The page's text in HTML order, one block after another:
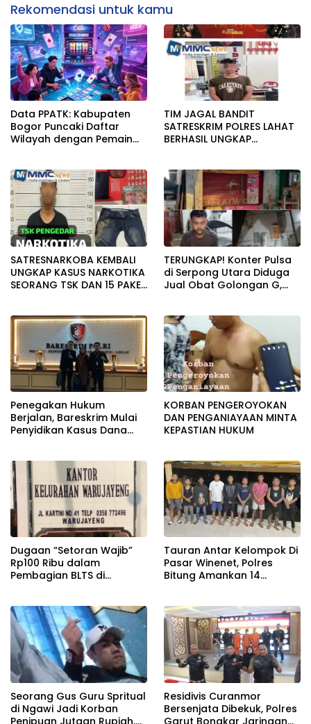
Rekomendasi untuk kamu
Data PPATK: Kabupaten
Bogor Puncaki Daftar
Wilayah dengan Pemain
TIM JAGAL BANDIT
SATRESKRIM POLRES LAHAT
BERHASIL UNGKAP
SATRESNARKOBA KEMBALI
UNGKAP KASUS NARKOTIKA
SEORANG TSK DAN 15 PAKET
TERUNGKAP! Konter Pulsa
di Serpong Utara Diduga
Jual Obat Golongan G,
Penegakan Hukum
Berjalan, Bareskrim Mulai
Penyidikan Kasus Dana
KORBAN PENGEROYOKAN
DAN PENGANIAYAAN MINTA
KEPASTIAN HUKUM
Dugaan “Setoran Wajib”
Rp100 Ribu dalam
Pembagian BLTS di
Motif Pemotongan Masih
Misterius
Tauran Antar Kelompok Di
Pasar Winenet, Polres
Bitung Amankan 14
Seorang Gus Guru Spritual
di Ngawi Jadi Korban
Penipuan Jutaan Rupiah,
Residivis Curanmor
Bersenjata Dibekuk, Polres
Garut Bongkar Jaringan